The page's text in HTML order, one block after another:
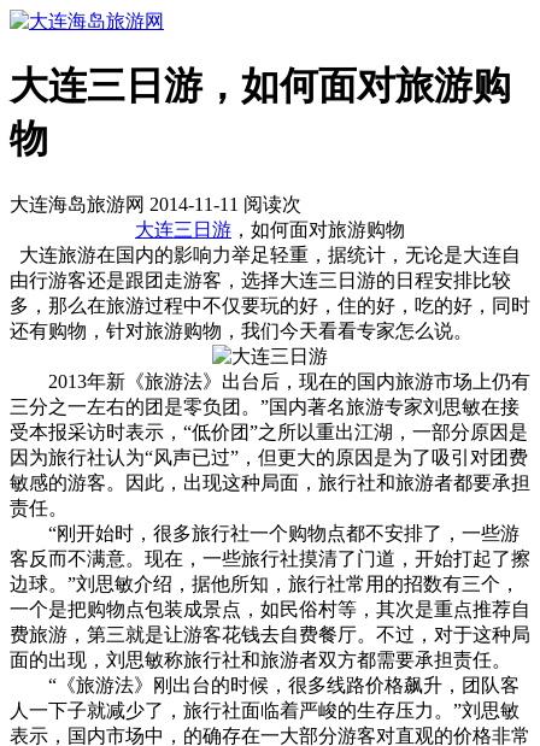
大连三日游，如何面对旅游购
物
大连海岛旅游网 2014-11-11 阅读次
大连三日游 ，如何面对旅游购物
大连旅游在国内的影响力举足轻重，据统计，无论是大连自
由行游客还是跟团走游客，选择大连三日游的日程安排比较
多，那么在旅游过程中不仅要玩的好，住的好，吃的好，同时
还有购物，针对旅游购物，我们今天看看专家怎么说。
2013年新《旅游法》出台后，现在的国内旅游市场上仍有
三分之一左右的团是零负团。”国内著名旅游专家刘思敏在接
受本报采访时表示，“低价团”之所以重出江湖，一部分原因是
因为旅行社认为“风声已过”，但更大的原因是为了吸引对团费
敏感的游客。因此，出现这种局面，旅行社和旅游者都要承担
责任。
“刚开始时，很多旅行社一个购物点都不安排了，一些游
客反而不满意。现在，一些旅行社摸清了门道，开始打起了擦
边球。”刘思敏介绍，据他所知，旅行社常用的招数有三个，
一个是把购物点包装成景点，如民俗村等，其次是重点推荐自
费旅游，第三就是让游客花钱去自费餐厅。不过，对于这种局
面的出现，刘思敏称旅行社和旅游者双方都需要承担责任。
“《旅游法》刚出台的时候，很多线路价格飙升，团队客
人一下子就减少了，旅行社面临着严峻的生存压力。”刘思敏
表示，国内市场中，的确存在一大部分游客对直观的价格非常